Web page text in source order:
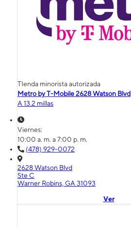
TIenda minorista autorizada
Metro by T-Mobile 2628 Watson Blvd
A 13.2 millas
Viernes:
10:00 a. m. a 7:00 p. m.
(478) 929-0072
2628 Watson Blvd
Ste C
Warner Robins, GA 31093
Ver